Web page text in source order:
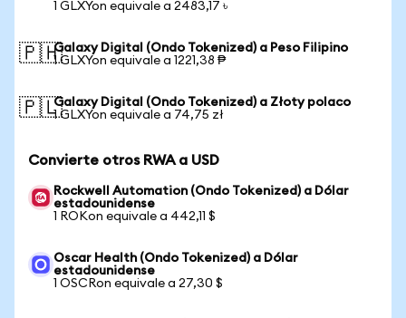
1 GLXYon equivale a 2483,17 ৳
🇵🇭Galaxy Digital (Ondo Tokenized) a Peso Filipino
1 GLXYon equivale a 1221,38 ₱
🇵🇱Galaxy Digital (Ondo Tokenized) a Złoty polaco
1 GLXYon equivale a 74,75 zł
Convierte otros RWA a USD
Rockwell Automation (Ondo Tokenized) a Dólar
estadounidense
1 ROKon equivale a 442,11 $
Oscar Health (Ondo Tokenized) a Dólar
estadounidense
1 OSCRon equivale a 27,30 $